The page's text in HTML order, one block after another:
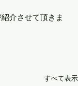
介させて頂きま
すべて表示